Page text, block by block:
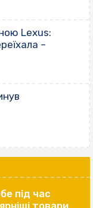
Lexus:
–
під час